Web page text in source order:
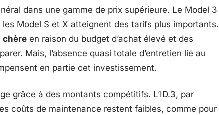
dans une gamme de prix supérieure. Le Model 3
Model S et X atteignent des tarifs plus importants.
chère en raison du budget d’achat élevé et des
Mais, l’absence quasi totale d’entretien lié au
en partie cet investissement.
grâce à des montants compétitifs. L’ID.3, par
coûts de maintenance restent faibles, comme pour